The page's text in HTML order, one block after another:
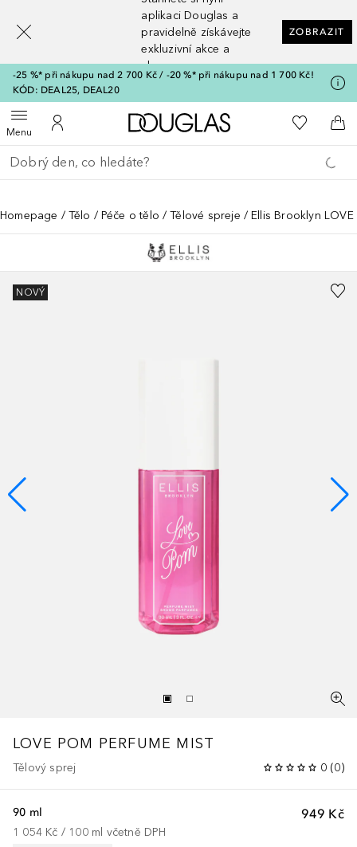
aplikaci Douglas a
pravidelně získávejte
exkluzivní akce a
slevy
ZOBRAZIT
-25 %* při nákupu nad 2 700 Kč / -20 %* při nákupu nad 1 700 Kč!
KÓD: DEAL25, DEAL20
MenuOtevřít menuK mému účtu
Domů K mému
Do
Vraťte se
Proveďte vyhledávání
Homepage Tělo Péče o tělo Tělové spreje Ellis Brooklyn
NOVÝ
LOVE POM PERFUME MIST
Tělový sprej 0 (0)
949 Kč
90 ml
1 054 Kč / 100 ml včetně DPH
[navigation.slideout.screenreader]